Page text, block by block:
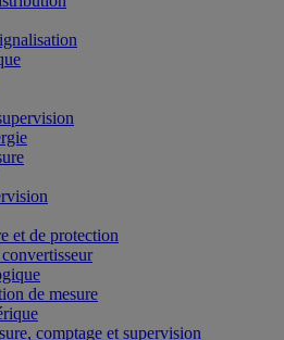
et de protection
de mesure
comptage et supervision